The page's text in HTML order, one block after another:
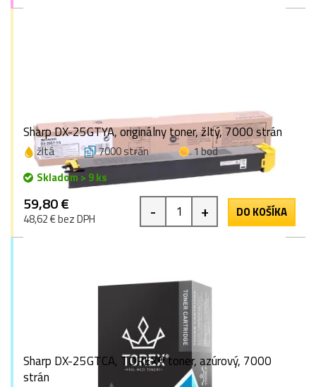
Sharp DX-25GTYA, originálny toner, žltý, 7000 strán
žltá 7000 strán
1 bod
Skladom > 9 ks
59,80 €
48,62 € bez DPH - + DO KOŠÍKA
Sharp DX-25GTCA, TOREX® toner, azúrový, 7000
strán